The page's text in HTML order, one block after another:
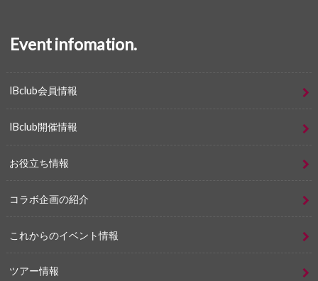
Event infomation.
IBclub会員情報
IBclub開催情報
お役立ち情報
コラボ企画の紹介
これからのイベント情報
ツアー情報